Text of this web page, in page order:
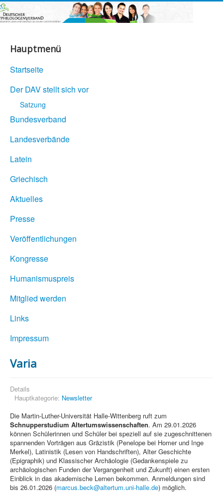
Hauptmenü
Startseite
Der DAV stellt sich vor
Satzung
Bundesverband
Landesverbände
Latein
Griechisch
Aktuelles
Presse
Veröffentlichungen
Kongresse
Humanismuspreis
Mitglied werden
Links
Impressum
Varia
Details
Hauptkategorie: Newsletter
Die Martin-Luther-Universität Halle-Wittenberg ruft zum
Schnupperstudium Altertumswissenschaften. Am 29.01.2026
können Schülerinnen und Schüler bei speziell auf sie zugeschnittenen
spannenden Vorträgen aus Gräzistik (Penelope bei Homer und Inge
Merkel), Latinistik (Lesen von Handschriften), Alter Geschichte
(Epigraphik) und Klassischer Archäologie (Gedankenspiele zu
archäologischen Funden der Vergangenheit und Zukunft) einen ersten
Einblick in das akademische Lernen bekommen. Anmeldungen sind
bis 26.01.2026 (marcus.beck@altertum.uni-halle.de) möglich.